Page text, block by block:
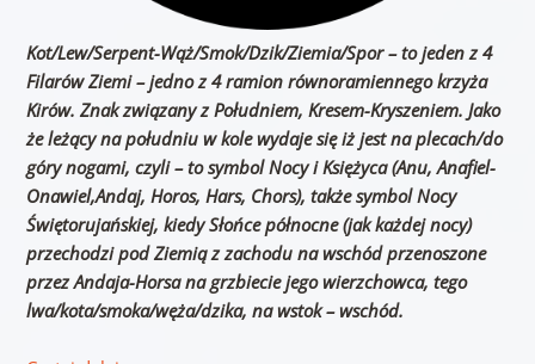
Kot/Lew/Serpent-Wąż/Smok/Dzik/Ziemia/Spor – to jeden z 4
Filarów Ziemi – jedno z 4 ramion równoramiennego krzyża
Kirów. Znak związany z Południem, Kresem-Kryszeniem. Jako
że leżący na południu w kole wydaje się iż jest na plecach/do
góry nogami, czyli – to symbol Nocy i Księżyca (Anu, Anafiel-
Onawiel,Andaj, Horos, Hars, Chors), także symbol Nocy
Świętorujańskiej, kiedy Słońce północne (jak każdej nocy)
przechodzi pod Ziemią z zachodu na wschód przenoszone
przez Andaja-Horsa na grzbiecie jego wierzchowca, tego
lwa/kota/smoka/węża/dzika, na wstok – wschód.